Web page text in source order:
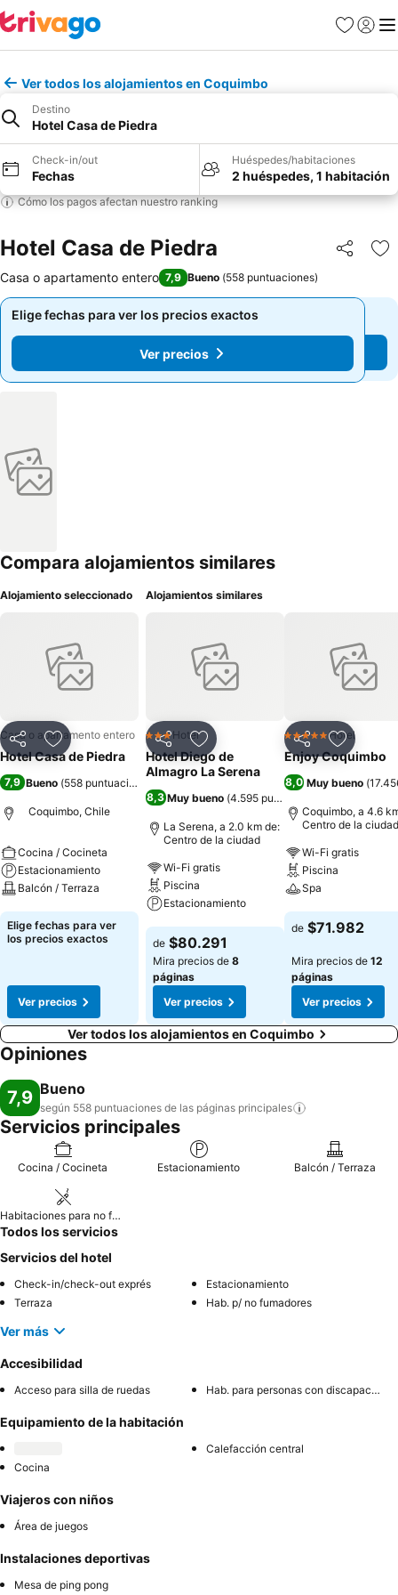
Favoritos
Iniciar
Ver todos los alojamientos en Coquimbo
Destino
Hotel Casa de Piedra
Check-in/out
Fechas
Huéspedes/habitaciones
2 huéspedes, 1 habitación
Cómo los pagos afectan nuestro ranking
Hotel Casa de Piedra Compartir
Casa o apartamento entero 7,9 Bueno (558 puntuaciones)
Elige fechas para ver los precios exactos
Ver precios
Elige fechas para ver los precios exactos
Ver precios
Compara alojamientos similares
Alojamiento seleccionado
CompartirAgregar a favoritos
Casa o apartamento entero
Hotel Casa de Piedra
7,9 Bueno (558 puntuaciones
Coquimbo, Chile
Cocina / Cocineta
Estacionamiento
Balcón / Terraza
Ver precios
Elige fechas para ver
los precios exactos
Ver precios
Alojamientos similares
CompartirAgregar a favoritos
3 Estrellas
Hotel
Hotel Diego de
Almagro La Serena
8,3 Muy bueno (4.595 puntuaciones
La Serena, a 2.0 km de:
Centro de la ciudad
Wi-Fi gratis
Piscina
Estacionamiento
Ver precios
de $80.291
Mira precios de 8
páginas
Ver precios
CompartirAgregar
5 EstrellasHotel
Enjoy Coquimbo
8,0 Muy bueno (
Coquimbo, a 4.6
Centro de la ciudad
Wi-Fi gratis
Piscina
Spa
Ver precios
de $71.982
Mira precios de 12
páginas
Ver precios
Ver todos los alojamientos en Coquimbo
Opiniones
7,9 Bueno
según 558 puntuaciones de las páginas principales
Servicios principales
Cocina / Cocineta Estacionamiento Balcón / Terraza
Habitaciones para no fumadores
Todos los servicios
Servicios del hotel
Check-in/check-out exprés
Estacionamiento
Terraza
Hab. p/ no fumadores
Ver más
Accesibilidad
Acceso para silla de ruedas Hab. para personas con discapacidad
Equipamiento de la habitación
Calefacción central
Cocina
Viajeros con niños
Área de juegos
Instalaciones deportivas
Mesa de ping pong